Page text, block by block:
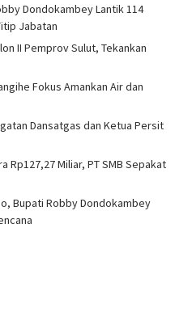
Dondokambey Lantik 114
Jabatan
II Pemprov Sulut, Tekankan
Fokus Amankan Air dan
Dansatgas dan Ketua Persit
Rp127,27 Miliar, PT SMB Sepakat
Bupati Robby Dondokambey